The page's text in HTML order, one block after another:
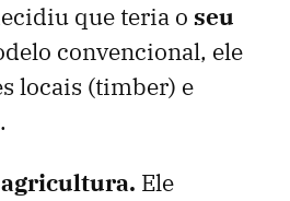
que teria o seu
convencional, ele
locais (timber) e
Ele